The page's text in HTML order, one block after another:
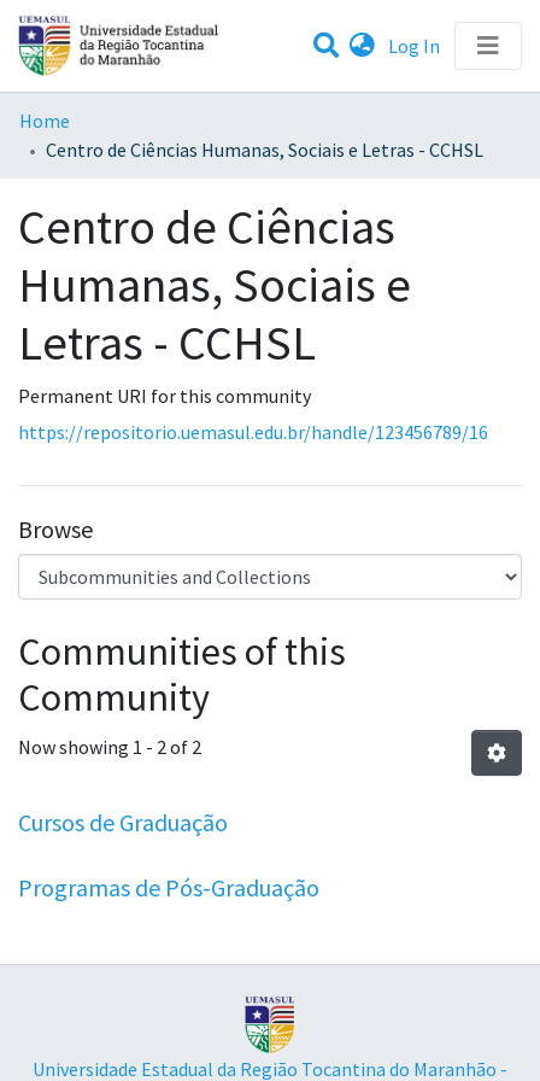
Log In (current)
Statistics
Communities & Collections
All of DSpace
Home
Centro de Ciências Humanas, Sociais e Letras - CCHSL
Centro de Ciências
Humanas, Sociais e
Letras - CCHSL
Permanent URI for this community
https://repositorio.uemasul.edu.br/handle/123456789/16
Browse
Communities of this
Community
Now showing 1 - 2 of 2
Cursos de Graduação
Programas de Pós-Graduação
Universidade Estadual da Região Tocantina do Maranhão -